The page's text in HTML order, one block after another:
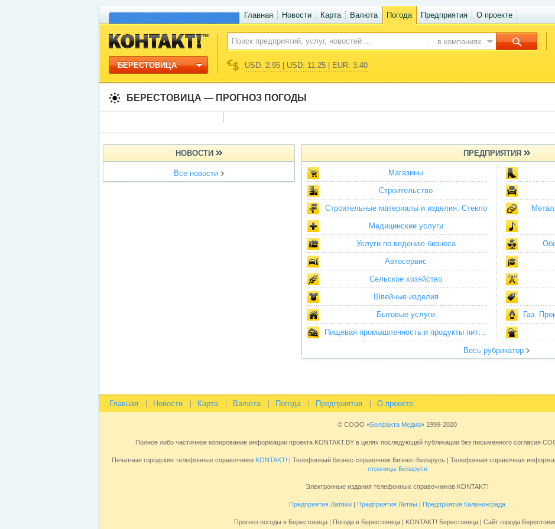
Главная Новости Карта Валюта Погода Предприятия О проекте
БЕРЕСТОВИЦА
в компаниях
USD: 2.95 | USD: 11.25 | EUR: 3.40
БЕРЕСТОВИЦА — ПРОГНОЗ ПОГОДЫ
НОВОСТИ
Все новости
ПРЕДПРИЯТИЯ
Магазины
Строительство
Строительные материалы и изделия. Стекло
Медицинские услуги
Услуги по ведению бизнеса
Автосервис
Сельское хозяйство
Швейные изделия
Бытовые услуги
Пищевая промышленность и продукты питания
Газ.
Весь рубрикатор
Главная Новости Карта Валюта Погода Предприятия О проекте
© СООО «Белфакта Медиа» 1999-2020
Полное либо частичное копирование информации проекта KONTAKT.BY в целях последующей публикации без письменного согласия
Печатные городские телефонные справочникиKONTAKT! | Телефонный бизнес-справочник Бизнес-Беларусь | Телефонная справочная
страницы Беларуси
Электронные издания телефонных справочников KONTAKT!
Предприятия Латвии | Предприятия Литвы | Предприятия Калининграда
Прогноз погоды в Берестовица | Погода в Берестовица | KONTAKT! Берестовица | Сайт города